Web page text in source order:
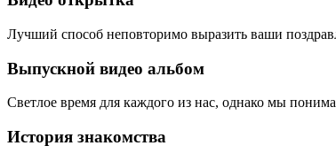
Лучший способ неповторимо выразить ваши
Выпускной видео альбом
Светлое время для каждого из нас, однако мы
История знакомства